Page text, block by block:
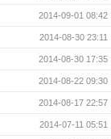
2014-09-01 08:42
2014-08-30 23:11
2014-08-30 17:35
2014-08-22 09:30
2014-08-17 22:57
2014-07-11 05:51